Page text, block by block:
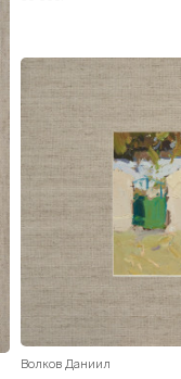
Волков Даниил